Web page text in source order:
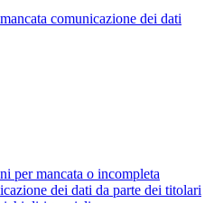
comunicazione dei dati
per mancata o incompleta
dei dati da parte dei titolari